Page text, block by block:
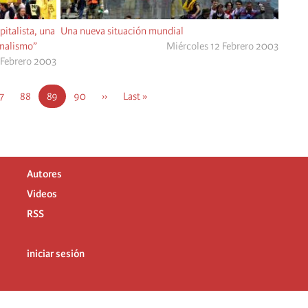
una
2003
Una nueva situación mundial
Miércoles 12 Febrero 2003
Página
88
Current
page
89 Página
90
Next
››
Last
Last »
Autores
Videos
RSS
iniciar sesión